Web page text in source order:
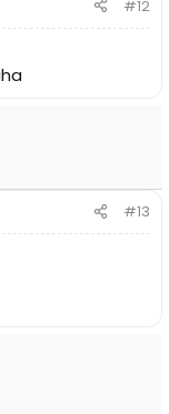
#12
#13